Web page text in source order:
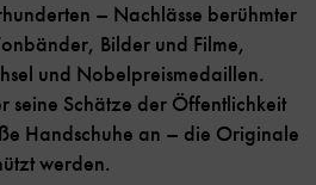
– Nachlässe berühmter
Bilder und Filme,
und Nobelpreismedaillen.
seine Schätze der Öffentlichkeit
Handschuhe an – die Originale
werden.